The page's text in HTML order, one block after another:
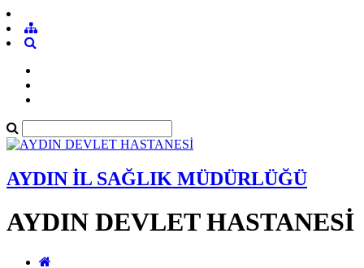
AYDIN İL SAĞLIK MÜDÜRLÜĞÜ
AYDIN DEVLET HASTANESİ